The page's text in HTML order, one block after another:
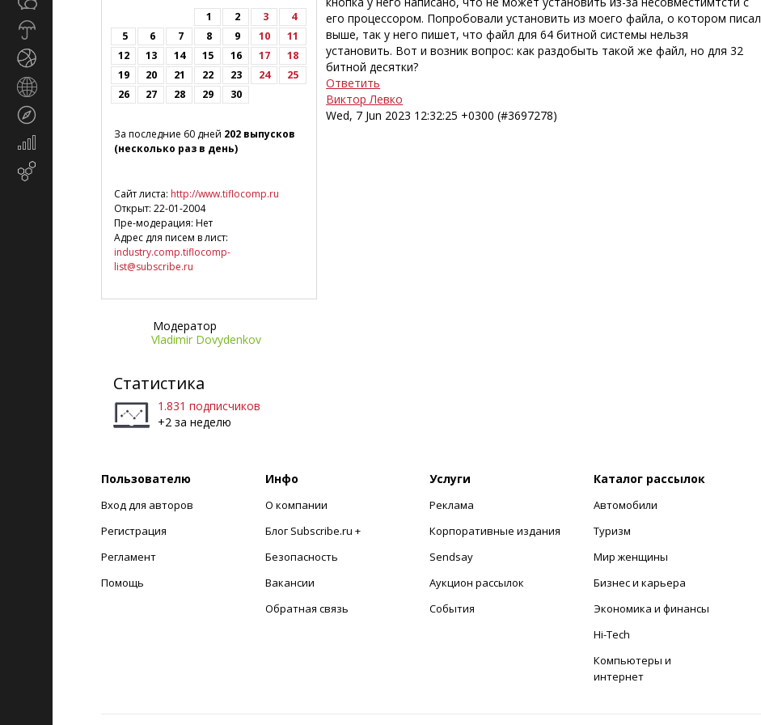
Экономика
маркетинг
1 2 3
4
5
6 7 8 9 10
11
12
13 14 15 16 17
18
19
20 21 22 23 24
25
26
27 28 29 30
За последние 60 дней 202 выпусков
(несколько раз в день)
Сайт листа: http://www.tiflocomp.ru
Открыт: 22-01-2004
Пре-модерация: Нет
Адрес для писем в лист:
industry.comp.tiflocomp-
list@subscribe.ru
Модератор
Vladimir Dovydenkov
Статистика
1.831 подписчиков
+2 за неделю
его процессором. Попробовали установить из моего файла, о котором писал
выше, так у него пишет, что файл для 64 битной системы нельзя
установить. Вот и возник вопрос: как раздобыть такой же файл, но для 32
битной десятки?
Ответить
Виктор Левко
Wed, 7 Jun 2023 12:32:25 +0300 (#3697278)
Пользователю
Вход для авторов
Регистрация
Регламент
Помощь
Инфо
О компании
Блог Subscribe.ru +
Безопасность
Вакансии
Обратная связь
Услуги
Реклама
Корпоративные издания
Sendsay
Аукцион рассылок
События
Каталог рассылок
Автомобили
Туризм
Мир женщины
Бизнес и карьера
Экономика и финансы
Hi-Tech
Компьютеры и
интернет